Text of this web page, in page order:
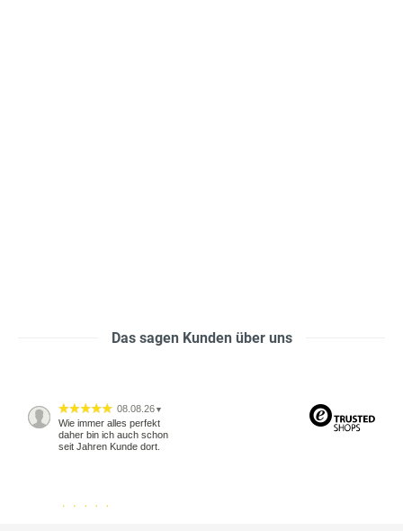
Das sagen Kunden über uns
08.08.26 ▼
Wie immer alles perfekt
daher bin ich auch schon
seit Jahren Kunde dort.